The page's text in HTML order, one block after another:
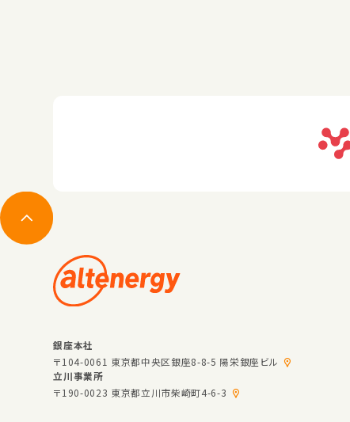
銀座本社
〒104-0061 東京都中央区銀座8-8-5 陽栄銀座ビル
立川事業所
〒190-0023 東京都立川市柴崎町4-6-3